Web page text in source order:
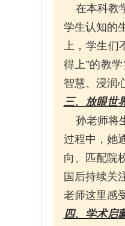
在本科教
学生认知的
上，学生们
得上”的教
智慧、浸润
三、放眼世
孙老师将
过程中，她
向、匹配院
国后持续关
老师这里感
四、学术启